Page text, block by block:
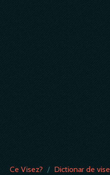
Ce Visez? / Dictionar de vise